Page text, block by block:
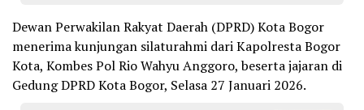
Dewan Perwakilan Rakyat Daerah (DPRD) Kota Bogor
menerima kunjungan silaturahmi dari Kapolresta Bogor
Kota, Kombes Pol Rio Wahyu Anggoro, beserta jajaran di
Gedung DPRD Kota Bogor, Selasa 27 Januari 2026.